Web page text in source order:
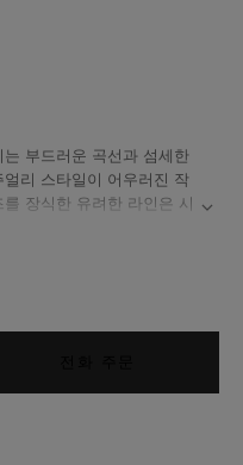
부드러운 곡선과 섬세한
리 스타일이 어우러진 작
장식한 유려한 라인은 시